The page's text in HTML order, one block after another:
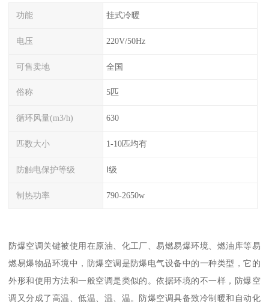
功能 挂式冷暖
电压 220V/50Hz
可售卖地 全国
俗称 5匹
循环风量(m3/h) 630
匹数大小 1-10匹均有
防触电保护等级 Ⅰ级
制热功率 790-2650w
防爆空调关键被使用在原油、化工厂、易燃易爆环境、燃油库等易
燃易爆物品环境中，防爆空调是防爆电气设备中的一种类型，它的
外形和使用方法和一般空调是类似的。依据环境的不一样，防爆空
调又分成了高温、低温、温、温。防爆空调具备致冷制暖和自动化